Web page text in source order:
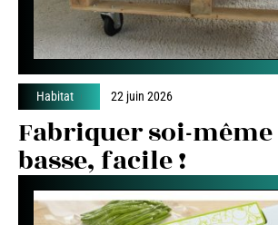
Habitat 22 juin 2026
Fabriquer soi-même
basse, facile !